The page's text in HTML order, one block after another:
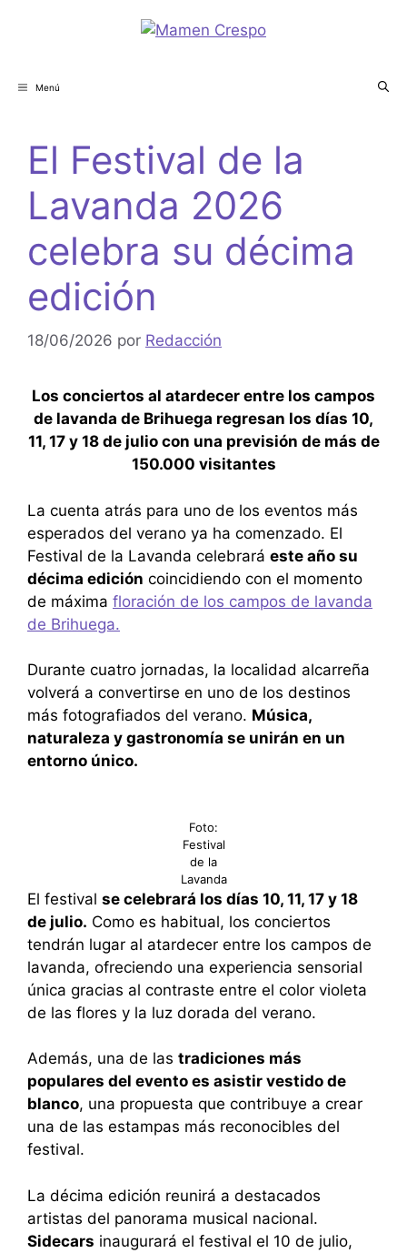
Menú
El Festival de la
Lavanda 2026
celebra su décima
edición
18/06/2026 por Redacción
Los conciertos al atardecer entre los campos
de lavanda de Brihuega regresan los días 10,
11, 17 y 18 de julio con una previsión de más de
150.000 visitantes
La cuenta atrás para uno de los eventos más
esperados del verano ya ha comenzado. El
Festival de la Lavanda celebrará este año su
décima edición coincidiendo con el momento
de máxima floración de los campos de lavanda
de Brihuega.
Durante cuatro jornadas, la localidad alcarreña
volverá a convertirse en uno de los destinos
más fotografiados del verano. Música,
naturaleza y gastronomía se unirán en un
entorno único.
Foto:
Festival
de la
Lavanda
El festival se celebrará los días 10, 11, 17 y 18
de julio. Como es habitual, los conciertos
tendrán lugar al atardecer entre los campos de
lavanda, ofreciendo una experiencia sensorial
única gracias al contraste entre el color violeta
de las flores y la luz dorada del verano.
Además, una de las tradiciones más
populares del evento es asistir vestido de
blanco, una propuesta que contribuye a crear
una de las estampas más reconocibles del
festival.
La décima edición reunirá a destacados
artistas del panorama musical nacional.
Sidecars inaugurará el festival el 10 de julio,